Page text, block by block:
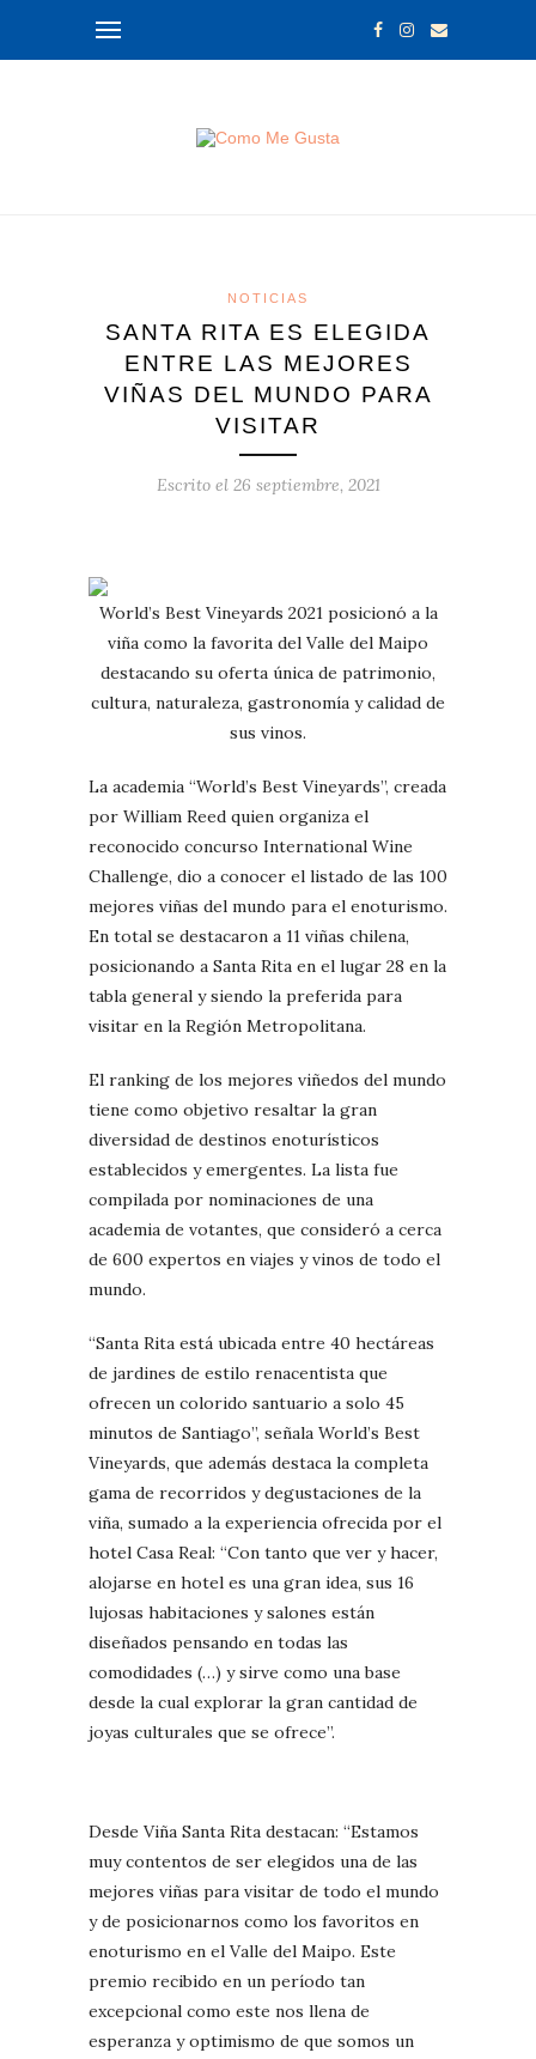
NOTICIAS
SANTA RITA ES ELEGIDA
ENTRE LAS MEJORES
VIÑAS DEL MUNDO PARA
VISITAR
Escrito el 26 septiembre, 2021
World’s Best Vineyards 2021 posicionó a la
viña como la favorita del Valle del Maipo
destacando su oferta única de patrimonio,
cultura, naturaleza, gastronomía y calidad de
sus vinos.
La academia “World’s Best Vineyards”, creada
por William Reed quien organiza el
reconocido concurso International Wine
Challenge, dio a conocer el listado de las 100
mejores viñas del mundo para el enoturismo.
En total se destacaron a 11 viñas chilena,
posicionando a Santa Rita en el lugar 28 en la
tabla general y siendo la preferida para
visitar en la Región Metropolitana.
El ranking de los mejores viñedos del mundo
tiene como objetivo resaltar la gran
diversidad de destinos enoturísticos
establecidos y emergentes. La lista fue
compilada por nominaciones de una
academia de votantes, que consideró a cerca
de 600 expertos en viajes y vinos de todo el
mundo.
“Santa Rita está ubicada entre 40 hectáreas
de jardines de estilo renacentista que
ofrecen un colorido santuario a solo 45
minutos de Santiago”, señala World’s Best
Vineyards, que además destaca la completa
gama de recorridos y degustaciones de la
viña, sumado a la experiencia ofrecida por el
hotel Casa Real: “Con tanto que ver y hacer,
alojarse en hotel es una gran idea, sus 16
lujosas habitaciones y salones están
diseñados pensando en todas las
comodidades (…) y sirve como una base
desde la cual explorar la gran cantidad de
joyas culturales que se ofrece”.
Desde Viña Santa Rita destacan: “Estamos
muy contentos de ser elegidos una de las
mejores viñas para visitar de todo el mundo
y de posicionarnos como los favoritos en
enoturismo en el Valle del Maipo. Este
premio recibido en un período tan
excepcional como este nos llena de
esperanza y optimismo de que somos un